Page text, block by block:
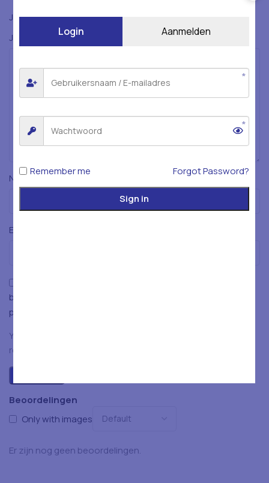
Beoordelingen
Only with images
Er zijn nog geen beoordelingen.
Je beoordeling*
Je beoordeling*
Naam*
E-mail
browser voor de volgende keer wanneer ik een reactie
plaats.
You have to be logged in to be able to add photos to your
review.
Login Aanmelden
Remember me Forgot Password?
Sign in